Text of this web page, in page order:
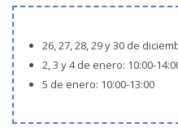
26, 27, 28, 29 y 30 de
2, 3 y 4 de enero: 10:00-
5 de enero: 10:00-13:00